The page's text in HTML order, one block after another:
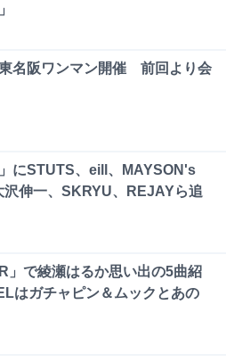
名阪ワンマン開催 前回より会
」にSTUTS、eill、MAYSON's
沢伸一、SKRYU、REJAYら追
」で綾瀬はるか思い出の5曲紹
はガチャピン＆ムックとあの